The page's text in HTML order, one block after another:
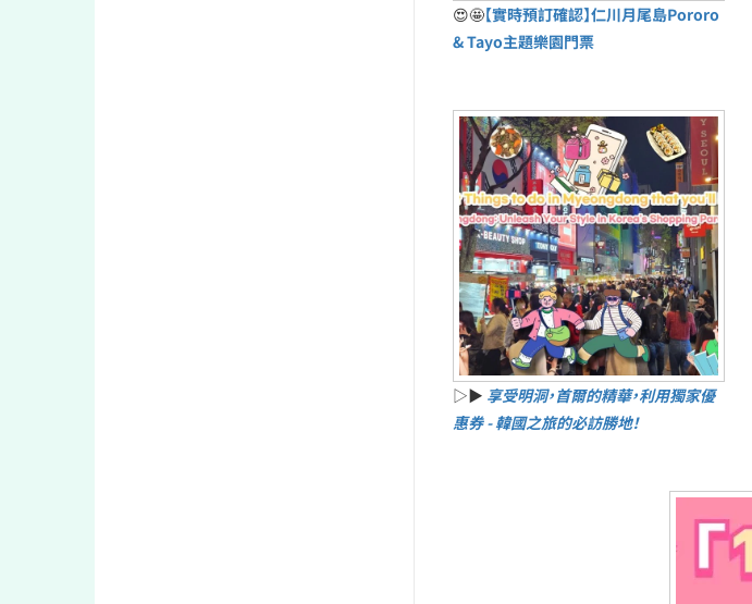
😍🤩【實時預訂確認】仁川月尾島Pororo
& Tayo主題樂園門票
▷▶ 享受明洞，首爾的精華，利用獨家優
惠券 - 韓國之旅的必訪勝地！